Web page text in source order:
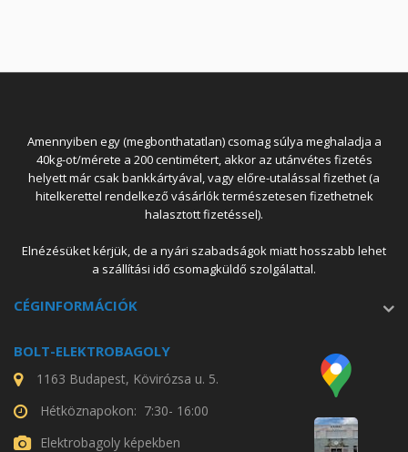
Amennyiben egy (megbonthatatlan) csomag súlya meghaladja a
40kg-ot/mérete a 200 centimétert, akkor az utánvétes fizetés
helyett már csak bankkártyával, vagy előre-utalással fizethet (a
hitelkerettel rendelkező vásárlók természetesen fizethetnek
halasztott fizetéssel).
Elnézésüket kérjük, de a nyári szabadságok miatt hosszabb lehet
a szállítási idő csomagküldő szolgálattal.
CÉGINFORMÁCIÓK
BOLT-ELEKTROBAGOLY
1163 Budapest, Kövirózsa u. 5.
Hétköznapokon: 7:30- 16:00
Elektrobagoly képekben